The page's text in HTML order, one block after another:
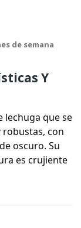
de semana
Y
lechuga que se
con
oscuro. Su
es crujiente